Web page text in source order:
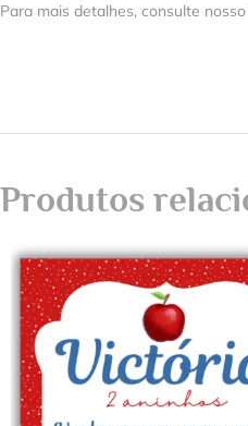
Para mais detalhes, consulte
Produtos